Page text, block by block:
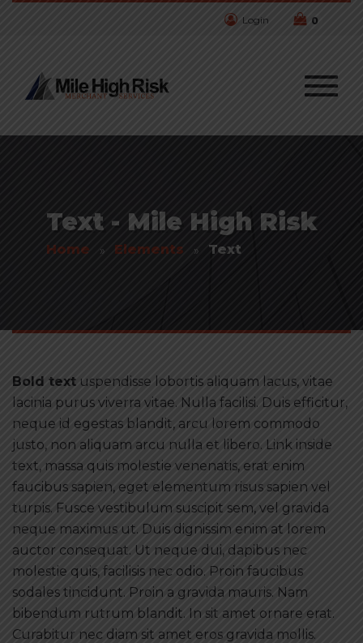
Login 0
Text - Mile High Risk
Home Elements Text
Bold text uspendisse lobortis aliquam lacus, vitae
lacinia purus viverra vitae. Nulla facilisi. Duis efficitur,
neque id egestas blandit, arcu lorem commodo
justo, non aliquam arcu nulla et libero. Link inside
text, massa quis molestie venenatis, erat enim
faucibus sapien, eget elementum risus sapien vel
turpis. Fusce vestibulum suscipit sem, vel gravida
neque maximus ut. Duis dignissim enim at lorem
auctor consequat. Ut neque dui, dapibus nec
molestie quis, facilisis nec odio. Proin faucibus
sodales tincidunt. Proin a gravida mauris. Nam
bibendum rutrum blandit. In sit amet ornare erat.
Curabitur nec diam sit amet eros gravida mollis.